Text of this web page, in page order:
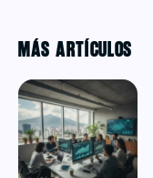
MÁS ARTÍCULOS